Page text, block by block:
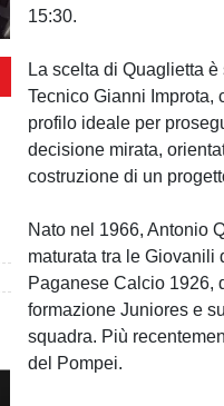
15:30.
La scelta di Quaglietta
Tecnico Gianni Improta,
profilo ideale per
decisione mirata,
costruzione di un
Nato nel 1966, Antonio
maturata tra le
Paganese Calcio 1926,
formazione Juniores e
squadra. Più
del Pompei.